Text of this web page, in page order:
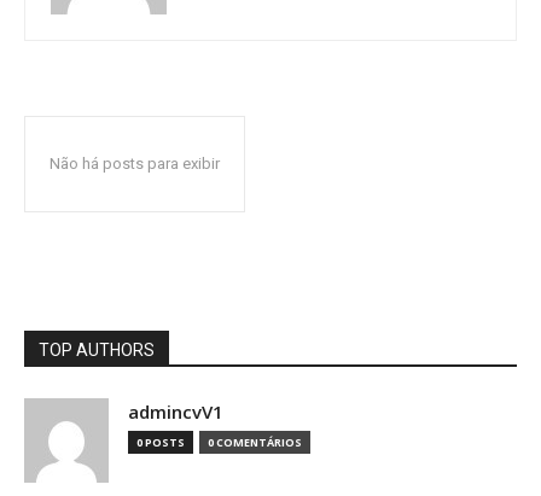
Não há posts para exibir
TOP AUTHORS
admincvV1
0 POSTS 0 COMENTÁRIOS